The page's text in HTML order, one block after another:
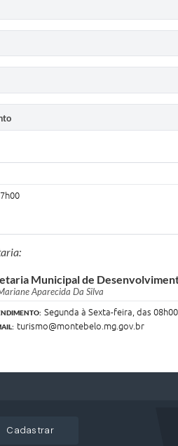
Municipal de
Aparecida Da Silva
Segunda à Sexta-feira, das
turismo@montebelo.mg.gov.br
cadastrar